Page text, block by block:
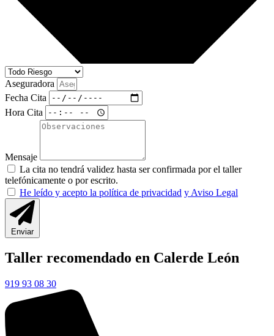
Aseguradora
Fecha Cita
Hora Cita
Mensaje
La cita no tendrá validez hasta ser confirmada por el taller
telefónicamente o por escrito.
He leído y acepto la política de privacidad y Aviso Legal
Enviar
Taller recomendado en Calerde León
919 93 08 30